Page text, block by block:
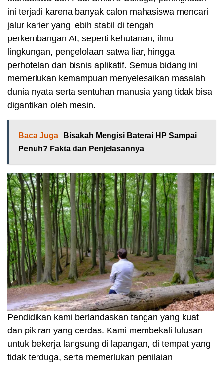
ini terjadi karena banyak calon mahasiswa mencari
jalur karier yang lebih stabil di tengah
perkembangan AI, seperti kehutanan, ilmu
lingkungan, pengelolaan satwa liar, hingga
perhotelan dan bisnis aplikatif. Semua bidang ini
memerlukan kemampuan menyelesaikan masalah
dunia nyata serta sentuhan manusia yang tidak bisa
digantikan oleh mesin.
Baca Juga
Bisakah Mengisi Baterai HP Sampai
Penuh? Fakta dan Penjelasannya
Pendidikan kami berlandaskan tangan yang kuat
dan pikiran yang cerdas. Kami membekali lulusan
untuk bekerja langsung di lapangan, di tempat yang
tidak terduga, serta memerlukan penilaian